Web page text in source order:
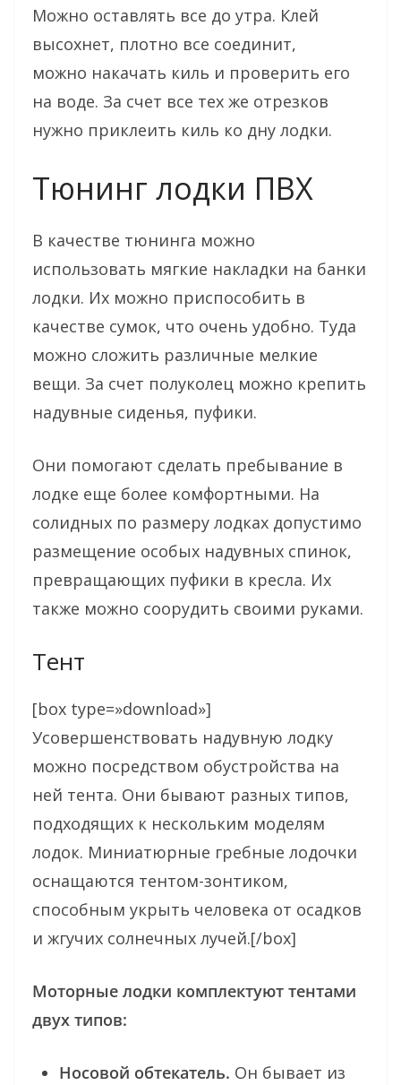
Можно оставлять все до утра. Клей
высохнет, плотно все соединит,
можно накачать киль и проверить его
на воде. За счет все тех же отрезков
нужно приклеить киль ко дну лодки.
Тюнинг лодки ПВХ
В качестве тюнинга можно
использовать мягкие накладки на банки
лодки. Их можно приспособить в
качестве сумок, что очень удобно. Туда
можно сложить различные мелкие
вещи. За счет полуколец можно крепить
надувные сиденья, пуфики.
Они помогают сделать пребывание в
лодке еще более комфортными. На
солидных по размеру лодках допустимо
размещение особых надувных спинок,
превращающих пуфики в кресла. Их
также можно соорудить своими руками.
Тент
[box type=»download»]
Усовершенствовать надувную лодку
можно посредством обустройства на
ней тента. Они бывают разных типов,
подходящих к нескольким моделям
лодок. Миниатюрные гребные лодочки
оснащаются тентом-зонтиком,
способным укрыть человека от осадков
и жгучих солнечных лучей.[/box]
Моторные лодки комплектуют тентами
двух типов:
Носовой обтекатель. Он бывает из